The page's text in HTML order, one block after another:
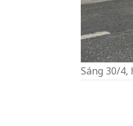
Sáng 30/4,